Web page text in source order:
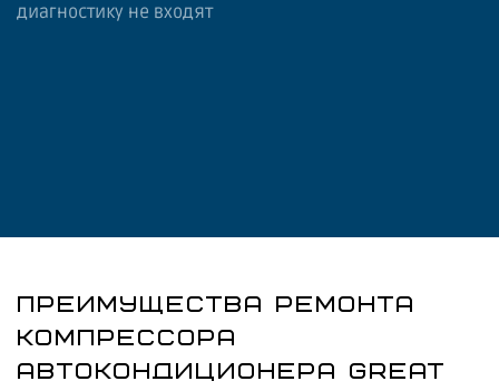
диагностику не входят
ПРЕИМУЩЕСТВА РЕМОНТА
КОМПРЕССОРА
АВТОКОНДИЦИОНЕРА GREAT